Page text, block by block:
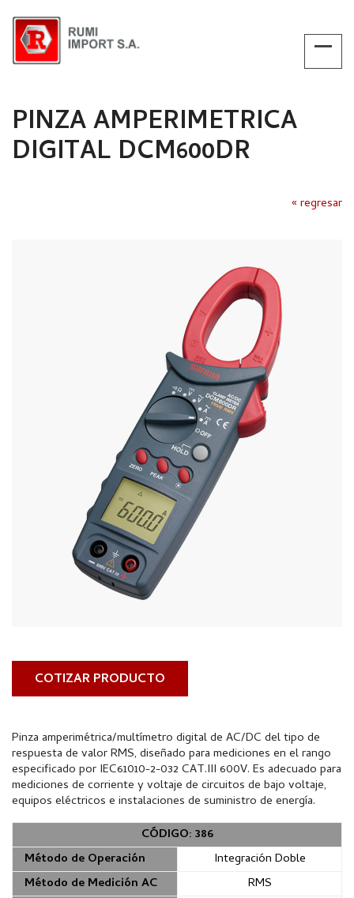
PINZA AMPERIMETRICA
DIGITAL DCM600DR
« regresar
COTIZAR PRODUCTO
Pinza amperimétrica/multímetro digital de AC/DC del tipo de
respuesta de valor RMS, diseñado para mediciones en el rango
especificado por IEC61010-2-032 CAT.III 600V. Es adecuado para
mediciones de corriente y voltaje de circuitos de bajo voltaje,
equipos eléctricos e instalaciones de suministro de energía.
CÓDIGO: 386
Método de Operación
Integración Doble
Método de Medición AC
RMS